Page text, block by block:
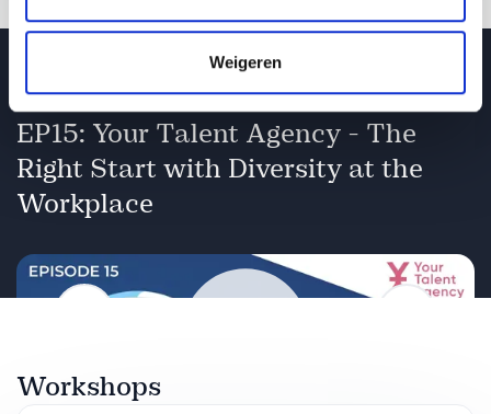
Weigeren
brengt structuur, interactie en energie die
aanpak maakt van elk evenement een succes
dat blijft resoneren.
Vorige
EP15: Your Talent Agency - The
Right Start with Diversity at the
Workplace
Workshops